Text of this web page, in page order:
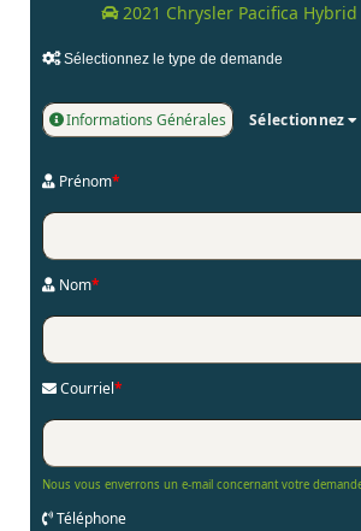
2021 Chrysler Pacifica
Sélectionnez le type de demande
Informations Générales Sélectionnez
Prénom*
Nom*
Courriel*
Nous vous enverrons un e-mail concernant votre
Téléphone